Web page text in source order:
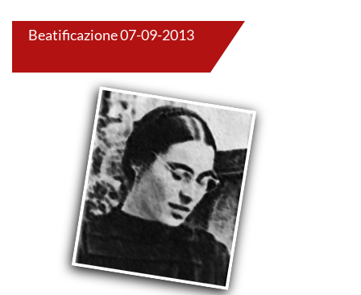
Beatificazione 07-09-2013